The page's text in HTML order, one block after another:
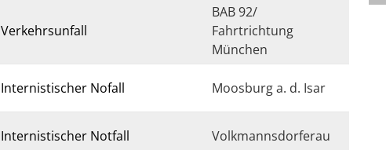
Verkehrsunfall
BAB 92/
Fahrtrichtung
München
Internistischer Nofall Moosburg a. d. Isar
Internistischer Notfall Volkmannsdorferau